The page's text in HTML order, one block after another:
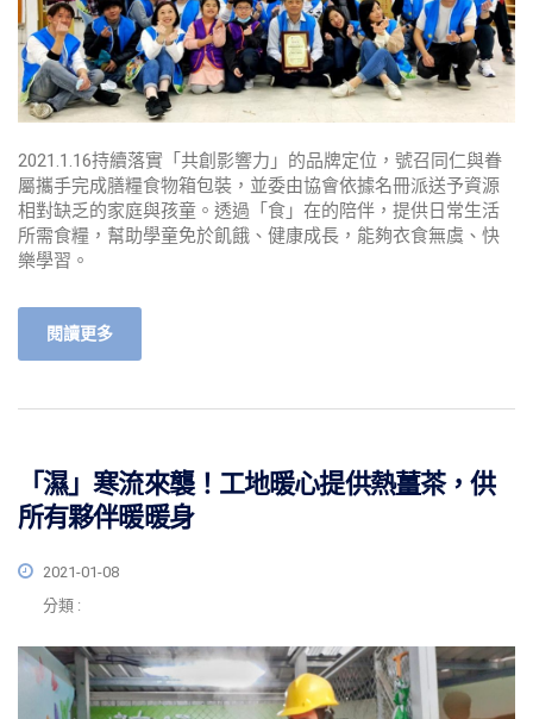
2021.1.16持續落實「共創影響力」的品牌定位，號召同仁與眷
屬攜手完成膳糧食物箱包裝，並委由協會依據名冊派送予資源
相對缺乏的家庭與孩童。透過「食」在的陪伴，提供日常生活
所需食糧，幫助學童免於飢餓、健康成長，能夠衣食無虞、快
樂學習。
閱讀更多
「濕」寒流來襲！工地暖心提供熱薑茶，供
所有夥伴暖暖身
2021-01-08
分類 :